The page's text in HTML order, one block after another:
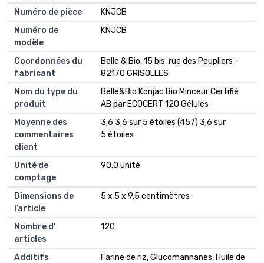
Numéro de pièce
KNJCB
Numéro de
modèle
KNJCB
Coordonnées du
fabricant
Belle & Bio, 15 bis, rue des Peupliers -
82170 GRISOLLES
Nom du type du
produit
Belle&Bio Konjac Bio Minceur Certifié
AB par ECOCERT 120 Gélules
Moyenne des
commentaires
client
3,6 3,6 sur 5 étoiles (457) 3,6 sur
5 étoiles
Unité de
comptage
90.0 unité
Dimensions de
l’article
5 x 5 x 9,5 centimètres
Nombre d'
articles
120
Additifs
Farine de riz, Glucomannanes, Huile de